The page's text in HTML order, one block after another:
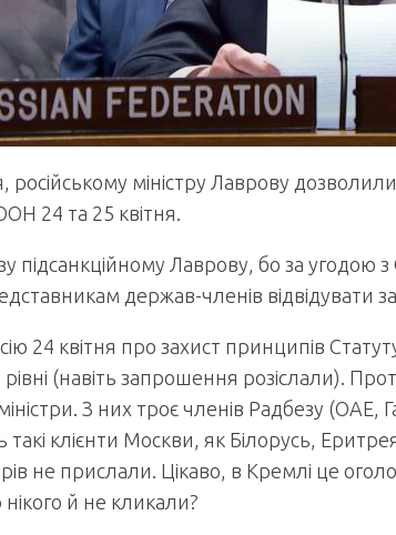
російському міністру Лаврову
24 та 25 квітня.
підсанкційному Лаврову, бо за угодою
держав-членів відвідувати
24 квітня про захист принципів
рівні (навіть запрошення розіслали).
З них троє членів Радбезу (ОАЕ,
такі клієнти Москви, як Білорусь,
не прислали. Цікаво, в Кремлі це
й не кликали?